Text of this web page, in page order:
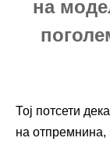
на
Тој потсети
на отпремнина,